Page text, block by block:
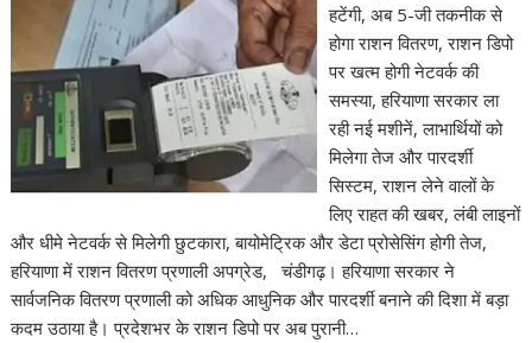
हटेंगी, अब 5-जी तकनीक से
होगा राशन वितरण, राशन डिपो
पर खत्म होगी नेटवर्क की
समस्या, हरियाणा सरकार ला
रही नई मशीनें, लाभार्थियों को
मिलेगा तेज और पारदर्शी
सिस्टम, राशन लेने वालों के
लिए राहत की खबर, लंबी लाइनों
और धीमे नेटवर्क से मिलेगी छुटकारा, बायोमेट्रिक और डेटा प्रोसेसिंग होगी तेज,
हरियाणा में राशन वितरण प्रणाली अपग्रेड, चंडीगढ़। हरियाणा सरकार ने
सार्वजनिक वितरण प्रणाली को अधिक आधुनिक और पारदर्शी बनाने की दिशा में बड़ा
कदम उठाया है। प्रदेशभर के राशन डिपो पर अब पुरानी…